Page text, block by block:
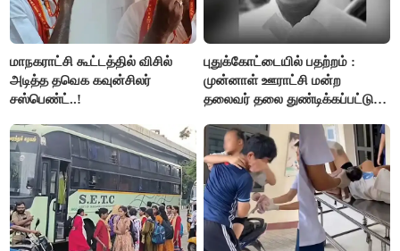
மாநகராட்சி கூட்டத்தில் விசில்
அடித்த தவெக கவுன்சிலர்
சஸ்பெண்ட்..!
புதுக்கோட்டையில் பதற்றம் :
முன்னாள் ஊராட்சி மன்ற
தலைவர் தலை துண்டிக்கப்பட்டு